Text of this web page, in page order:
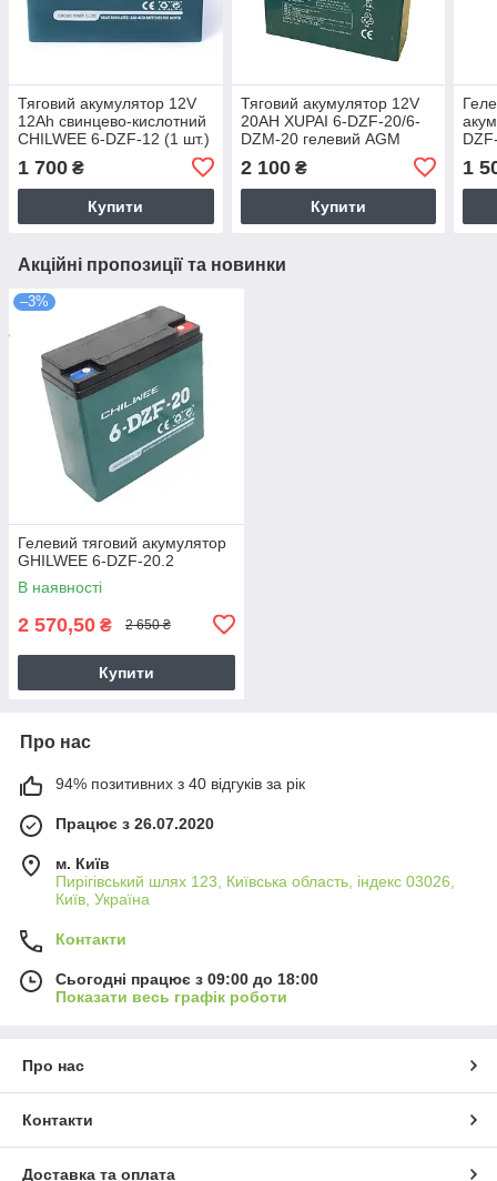
Тяговий акумулятор 12V
12Ah свинцево-кислотний
CHILWEE 6-DZF-12 (1 шт.)
1 700 ₴
Купити
Тяговий акумулятор 12V
20AH XUPAI 6-DZF-20/6-
DZM-20 гелевий AGM
2 100₴
Купити
1
Акційні пропозиції та новинки
–3%
Гелевий тяговий акумулятор
GHILWEE 6-DZF-20.2
В наявності
2 570,50 ₴ 2 650 ₴
Купити
Про нас
94% позитивних з 40 відгуків за рік
Працює з 26.07.2020
м. Київ
Пирігівський шлях 123, Київська область, індекс 03026,
Київ, Україна
Контакти
Сьогодні працює з 09:00 до 18:00
Показати весь графік роботи
Про нас
Контакти
Доставка та оплата